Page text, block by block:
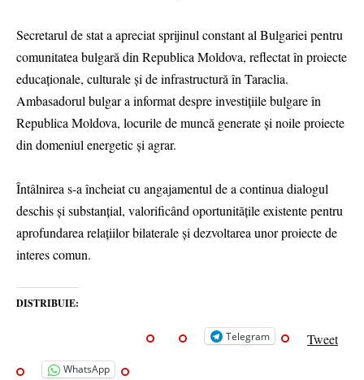
Secretarul de stat a apreciat sprijinul constant al Bulgariei pentru
comunitatea bulgară din Republica Moldova, reflectat în proiecte
educaționale, culturale și de infrastructură în Taraclia.
Ambasadorul bulgar a informat despre investițiile bulgare în
Republica Moldova, locurile de muncă generate și noile proiecte
din domeniul energetic și agrar.
Întâlnirea s-a încheiat cu angajamentul de a continua dialogul
deschis și substanțial, valorificând oportunitățile existente pentru
aprofundarea relațiilor bilaterale și dezvoltarea unor proiecte de
interes comun.
DISTRIBUIE:
Telegram Tweet
WhatsApp